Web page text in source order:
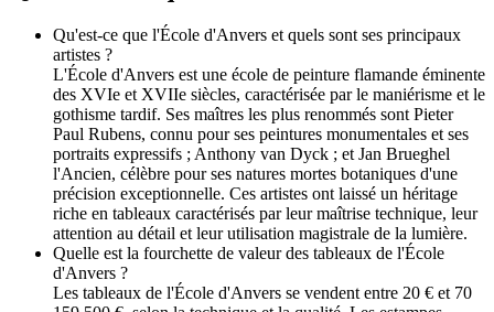
Qu'est-ce que l'École d'Anvers et quels sont ses principaux
artistes ?
L'École d'Anvers est une école de peinture flamande éminente
des XVIe et XVIIe siècles, caractérisée par le maniérisme et le
gothisme tardif. Ses maîtres les plus renommés sont Pieter
Paul Rubens, connu pour ses peintures monumentales et ses
portraits expressifs ; Anthony van Dyck ; et Jan Brueghel
l'Ancien, célèbre pour ses natures mortes botaniques d'une
précision exceptionnelle. Ces artistes ont laissé un héritage
riche en tableaux caractérisés par leur maîtrise technique, leur
attention au détail et leur utilisation magistrale de la lumière.
Quelle est la fourchette de valeur des tableaux de l'École
d'Anvers ?
Les tableaux de l'École d'Anvers se vendent entre 20 € et 70